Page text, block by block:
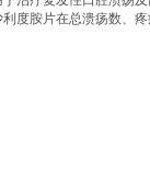
利度胺片在总溃疡数、